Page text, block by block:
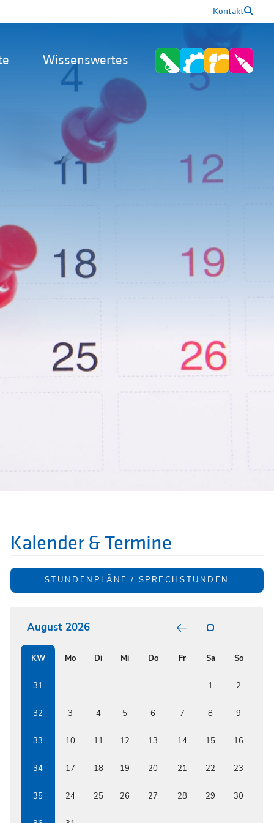
Kontakt
Wissenswertes
Kalender & Termine
STUNDENPLÄNE / SPRECHSTUNDEN
August 2026
KW Mo Di Mi Do Fr Sa So
31 1 2
32 3 4 5 6 7 8 9
33 10 11 12 13 14 15 16
34 17 18 19 20 21 22 23
35 24 25 26 27 28 29 30
FORMS
ISSF
AND